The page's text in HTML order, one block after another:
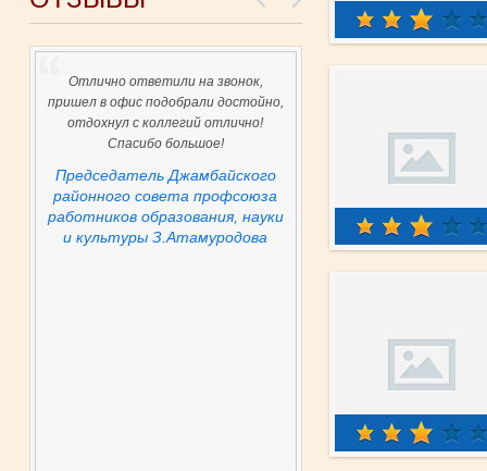
Отлично ответили на звонок,
пришел в офис подобрали достойно,
отдохнул с коллегий отлично!
Спасибо большое!
Председатель Джамбайского
районного совета профсоюза
работников образования, науки
и культуры З.Атамуродова